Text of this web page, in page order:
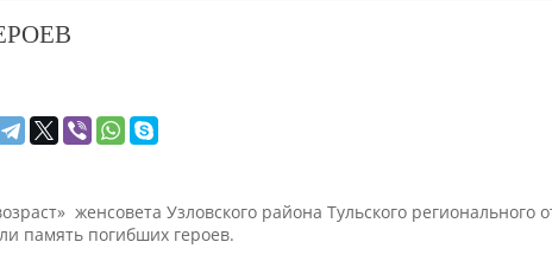
женсовета Узловского района Тульского
память погибших героев.